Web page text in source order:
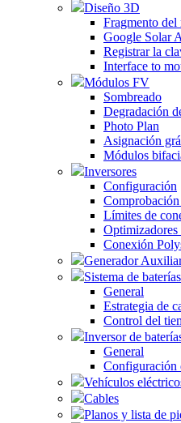
Diseño 3D
Fragmento del
Google Solar
Registrar la
Interface to
Módulos FV
Sombreado
Degradación
Photo Plan
Asignación
Módulos
Inversores
Configuración
Límites de
Optimizadores
Conexión
Generador
Sistema de
General
Estrategia de
Control del
Inversor de
General
Configuración
Vehículos
Cables
Planos y lista de